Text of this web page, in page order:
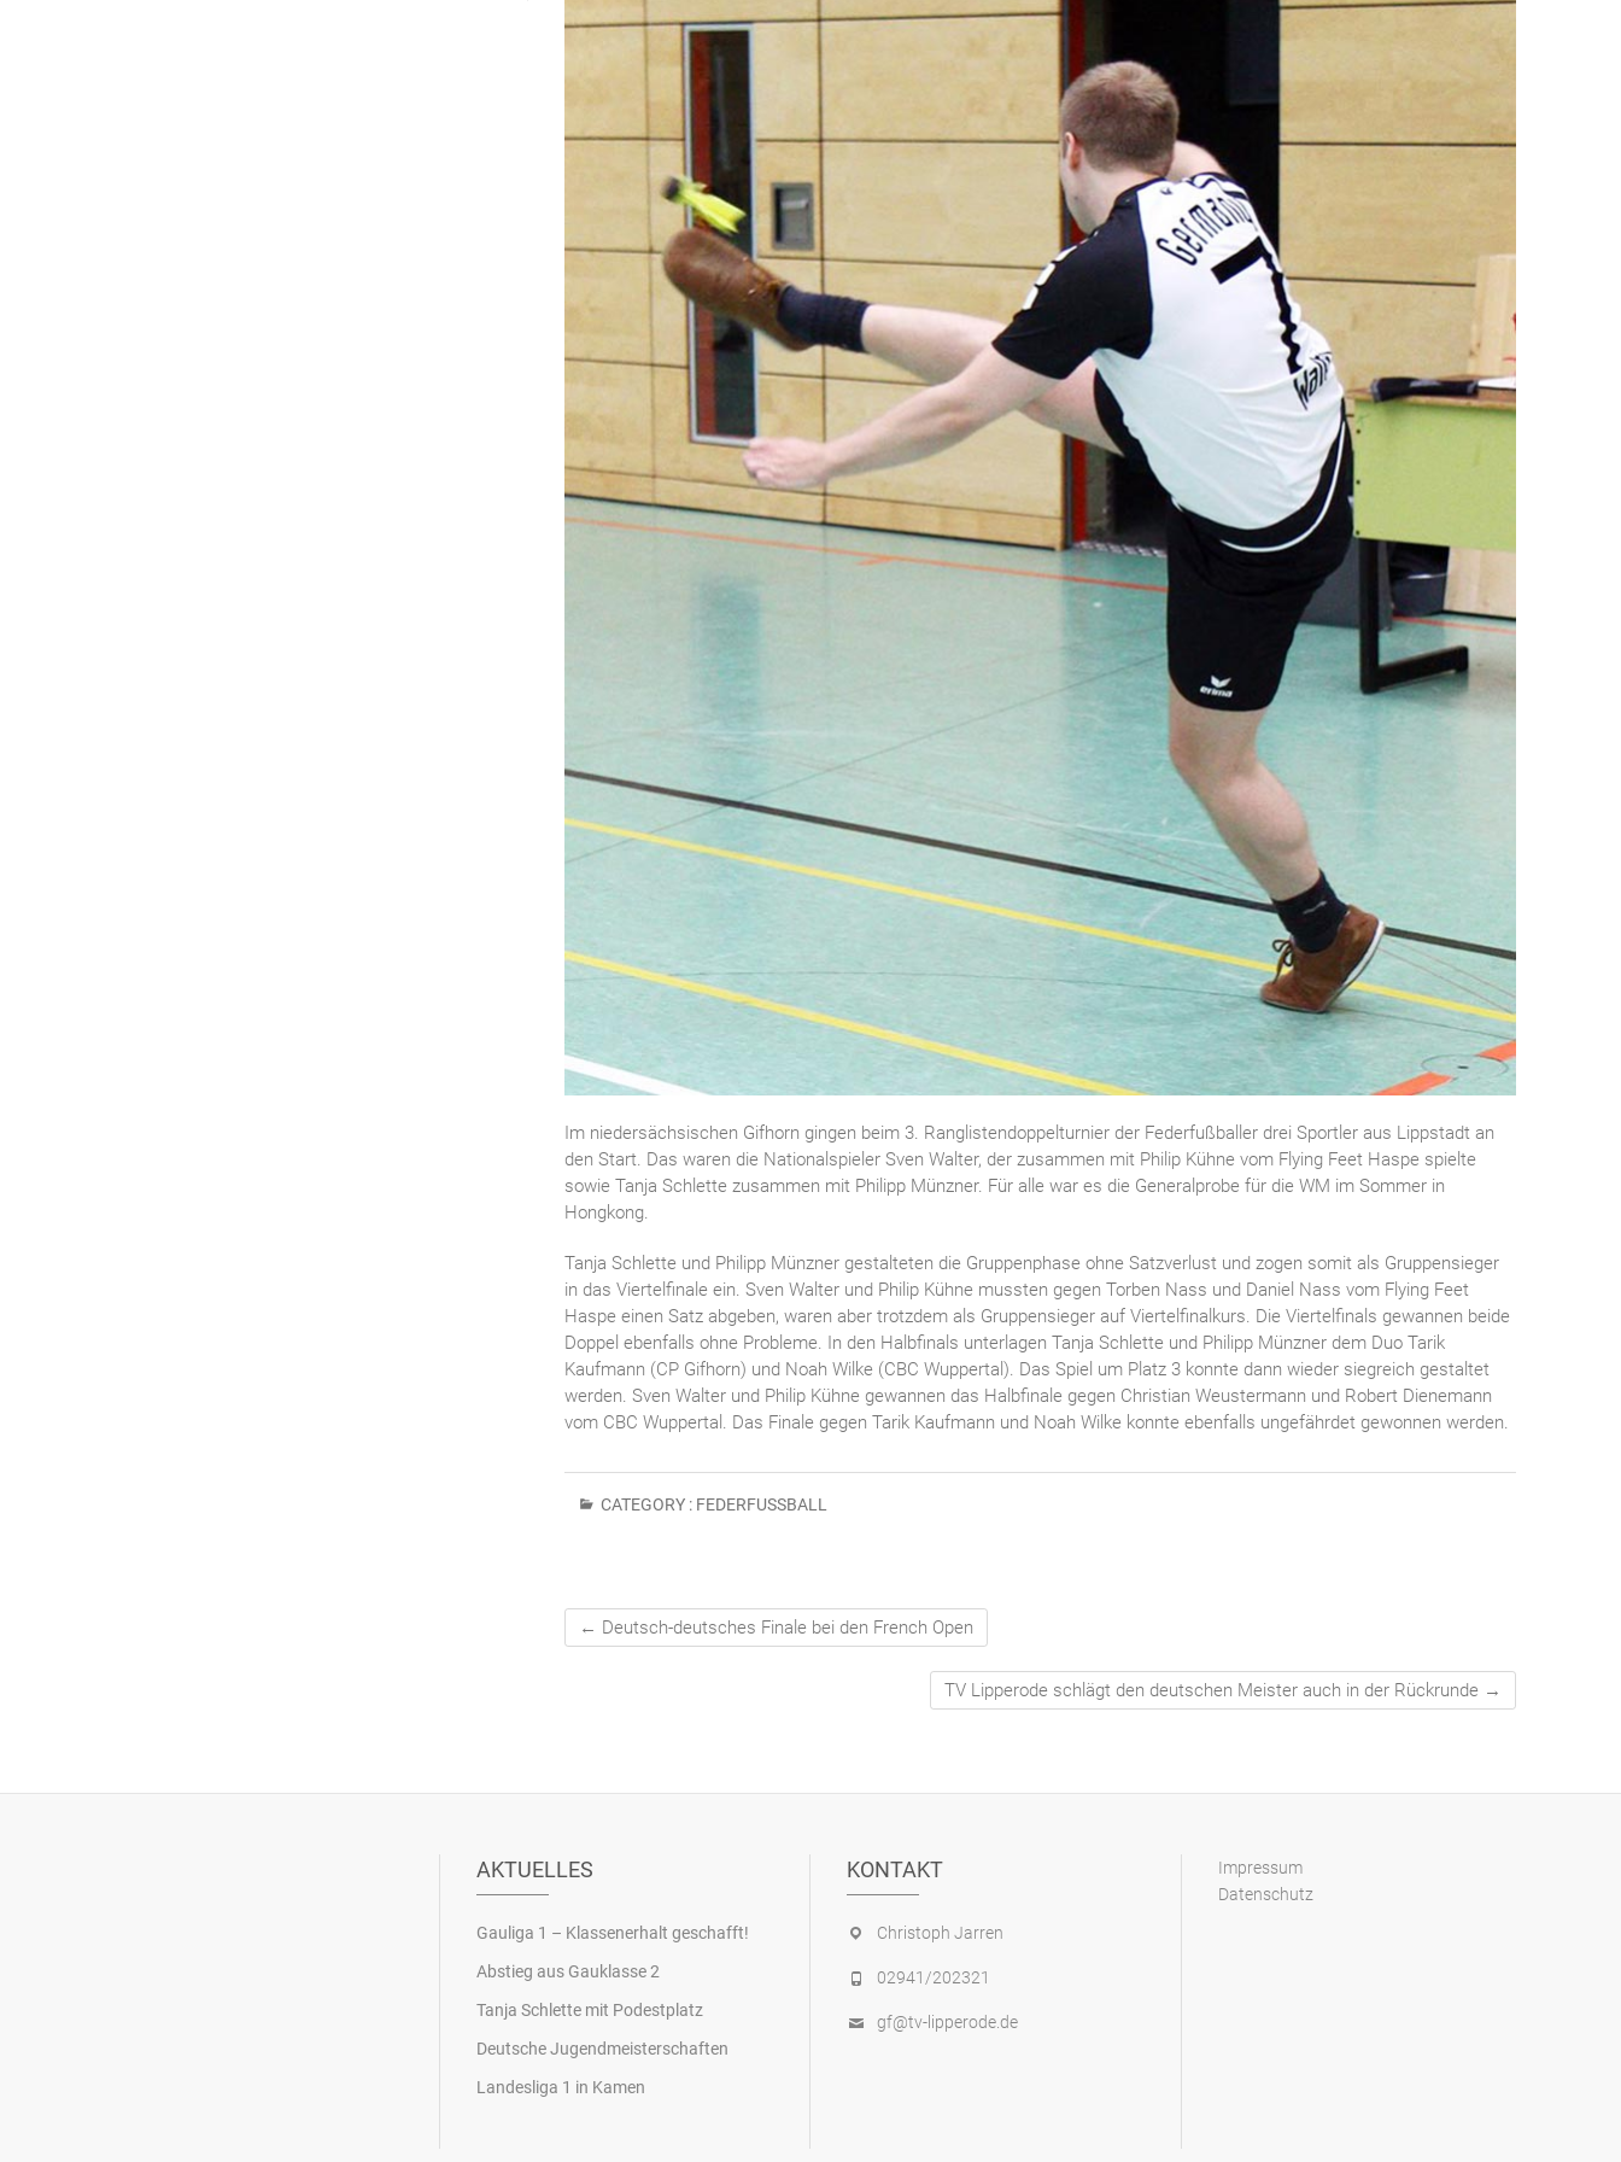
Im niedersächsischen Gifhorn gingen beim 3. Ranglistendoppelturnier der Federfußballer drei Sportler aus Lippstadt an
den Start. Das waren die Nationalspieler Sven Walter, der zusammen mit Philip Kühne vom Flying Feet Haspe spielte
sowie Tanja Schlette zusammen mit Philipp Münzner. Für alle war es die Generalprobe für die WM im Sommer in
Hongkong.
Tanja Schlette und Philipp Münzner gestalteten die Gruppenphase ohne Satzverlust und zogen somit als Gruppensieger
in das Viertelfinale ein. Sven Walter und Philip Kühne mussten gegen Torben Nass und Daniel Nass vom Flying Feet
Haspe einen Satz abgeben, waren aber trotzdem als Gruppensieger auf Viertelfinalkurs. Die Viertelfinals gewannen beide
Doppel ebenfalls ohne Probleme. In den Halbfinals unterlagen Tanja Schlette und Philipp Münzner dem Duo Tarik
Kaufmann (CP Gifhorn) und Noah Wilke (CBC Wuppertal). Das Spiel um Platz 3 konnte dann wieder siegreich gestaltet
werden. Sven Walter und Philip Kühne gewannen das Halbfinale gegen Christian Weustermann und Robert Dienemann
vom CBC Wuppertal. Das Finale gegen Tarik Kaufmann und Noah Wilke konnte ebenfalls ungefährdet gewonnen werden.
CATEGORY : FEDERFUSSBALL
← Deutsch-deutsches Finale bei den French Open
TV Lipperode schlägt den deutschen Meister auch in der Rückrunde →
AKTUELLES
Gauliga 1 – Klassenerhalt geschafft!
Abstieg aus Gauklasse 2
Tanja Schlette mit Podestplatz
Deutsche Jugendmeisterschaften
Landesliga 1 in Kamen
KONTAKT
Christoph Jarren
02941/202321
gf@tv-lipperode.de
Impressum
Datenschutz